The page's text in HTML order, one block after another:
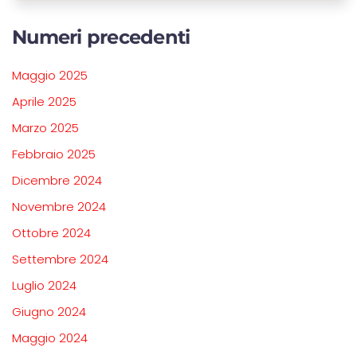
Numeri precedenti
Maggio 2025
Aprile 2025
Marzo 2025
Febbraio 2025
Dicembre 2024
Novembre 2024
Ottobre 2024
Settembre 2024
Luglio 2024
Giugno 2024
Maggio 2024